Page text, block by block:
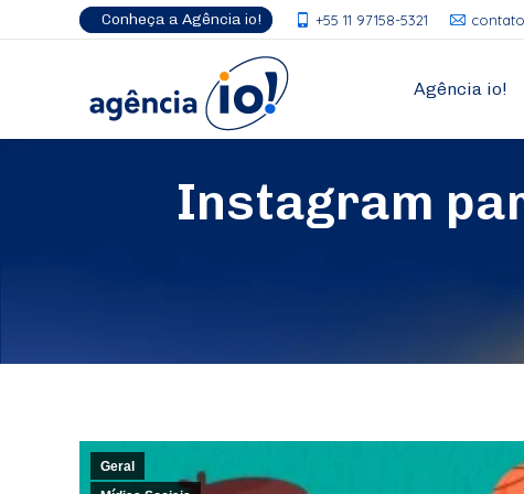
Conheça a Agência io! +55 11 97158-5321
Agência io!
Instagram
Geral